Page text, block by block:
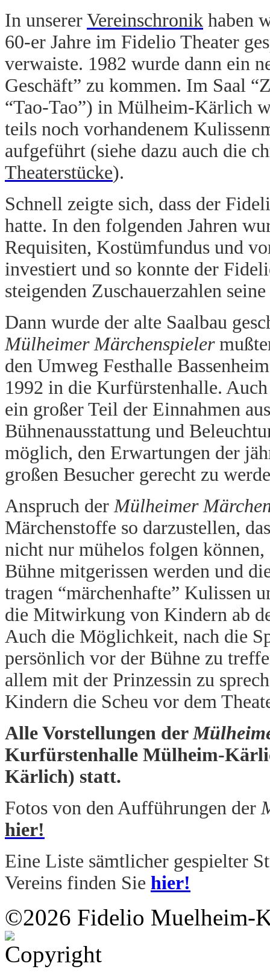
In unserer Vereinschronik haben
60-er Jahre im Fidelio Theater
verwaiste. 1982 wurde dann ein
Geschäft” zu kommen. Im Saal
“Tao-Tao”) in Mülheim-Kärlich
teils noch vorhandenem
aufgeführt (siehe dazu auch die
Theaterstücke).
Schnell zeigte sich, dass der
hatte. In den folgenden Jahren
Requisiten, Kostümfundus und
investiert und so konnte der
steigenden Zuschauerzahlen
Dann wurde der alte Saalbau
Mülheimer Märchenspieler
den Umweg Festhalle
1992 in die Kurfürstenhalle.
ein großer Teil der Einnahmen
Bühnenausstattung und
möglich, den Erwartungen der
großen Besucher gerecht zu
Anspruch derMülheimer
Märchenstoffe so darzustellen,
nicht nur mühelos folgen können,
Bühne mitgerissen werden und
tragen “märchenhafte” Kulissen
die Mitwirkung von Kindern ab
Auch die Möglichkeit, nach die
persönlich vor der Bühne zu
allem mit der Prinzessin zu
Kindern die Scheu vor dem
Alle Vorstellungen der
Kurfürstenhalle Mülheim-
Kärlich) statt.
Fotos von den Aufführungen der
hier!
Eine Liste sämtlicher gespielter
Vereins finden Sie hier!
©2026 Fidelio Muelheim-